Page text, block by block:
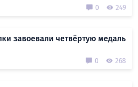
0 249
завоевали четвёртую медаль
0 268